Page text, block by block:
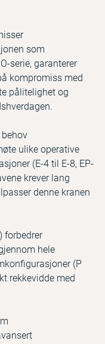
som
serie, garanterer
kompromiss med
pålitelighet og
ulike operative
(E-4 til E-8, EP-
krever lang
denne kranen
forbedrer
hele
(P
rekkevidde med